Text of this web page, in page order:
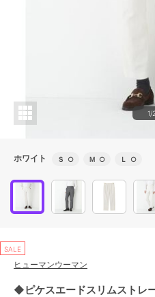
1/
ホワイト Ｓ ○ Ｍ ○ Ｌ ○
SALE
ヒューマンウーマン
◆ピケスエードスリムストレ